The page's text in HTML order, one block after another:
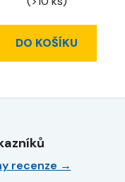
DO KOŠÍKU
recenze →